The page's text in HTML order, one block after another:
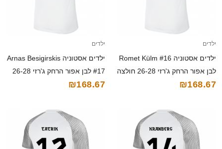
ילדים
ילדים אסטוניה Romet Külm #16
לבן אפור הרחק ג'רזי 26-28 חולצה
קצרה
₪168.67
ילדים
ילדים אסטוניה Arnas Besigirskis
#17 לבן אפור הרחק ג'רזי 26-28
חולצה קצרה
₪168.67